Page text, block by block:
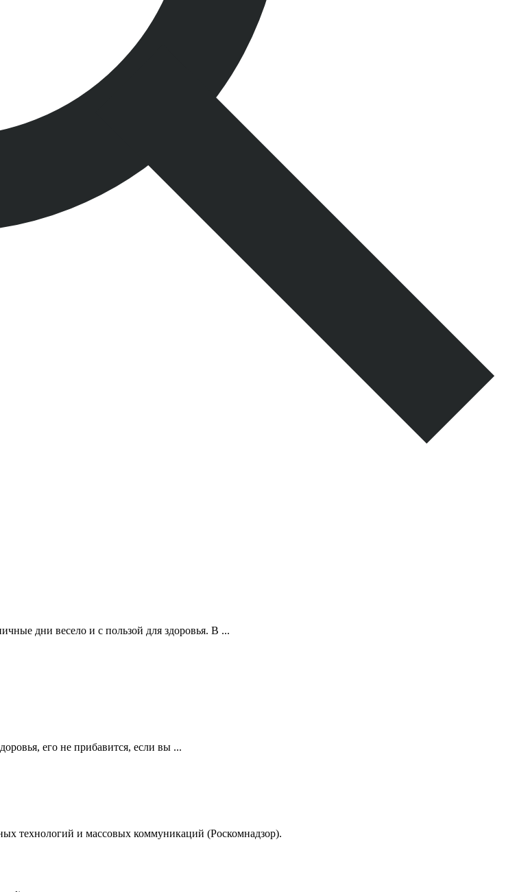
дни весело и с пользой для здоровья. В ...
его не прибавится, если вы ...
технологий и массовых коммуникаций (Роскомнадзор).